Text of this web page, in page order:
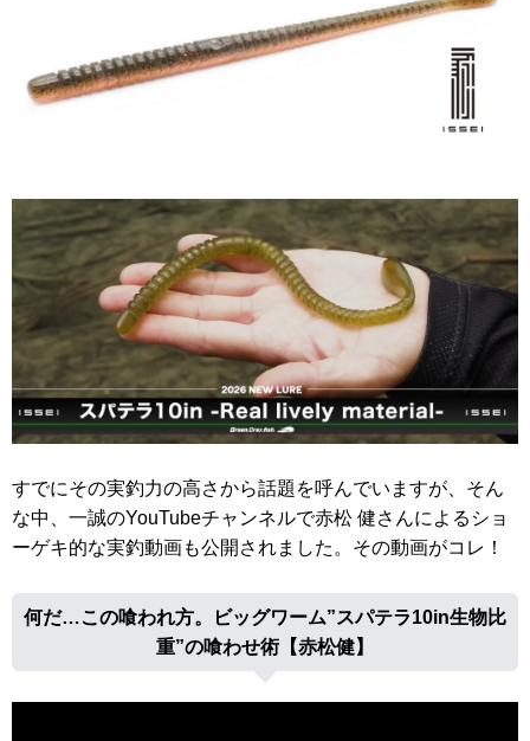
すでにその実釣力の高さから話題を呼んでいますが、そん
な中、一誠のYouTubeチャンネルで赤松 健さんによるショ
ーゲキ的な実釣動画も公開されました。その動画がコレ！
何だ…この喰われ方。ビッグワーム”スパテラ10in生物比
重”の喰わせ術【赤松健】